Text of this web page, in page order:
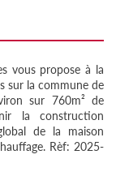
vous propose à la
sur la commune de
sur 760m² de
la construction
de la maison
Rèf: 2025-